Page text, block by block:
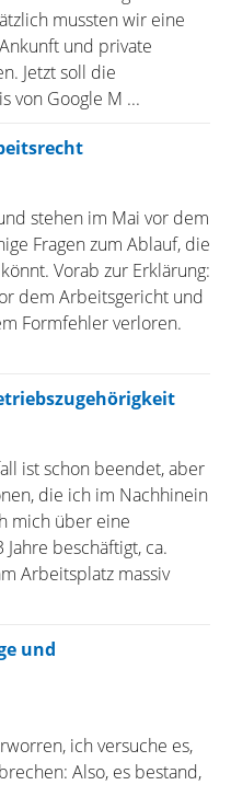
mussten wir eine
und private
Jetzt soll die
von Google M ...
stehen im Mai vor dem
Fragen zum Ablauf, die
Vorab zur Erklärung:
dem Arbeitsgericht und
Formfehler verloren.
ist schon beendet, aber
die ich im Nachhinein
mich über eine
beschäftigt, ca.
Arbeitsplatz massiv
und
ich versuche es,
Also, es bestand,